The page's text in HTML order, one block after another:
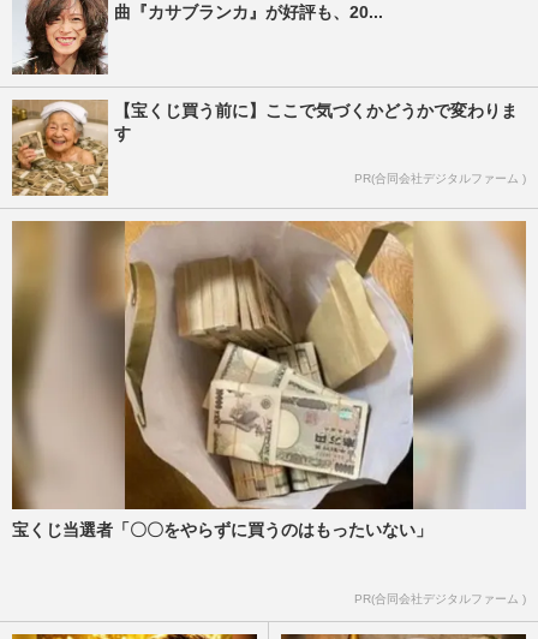
曲『カサブランカ』が好評も、20...
【宝くじ買う前に】ここで気づくかどうかで変わりま
す
PR(合同会社デジタルファーム )
宝くじ当選者「〇〇をやらずに買うのはもったいない」
PR(合同会社デジタルファーム )